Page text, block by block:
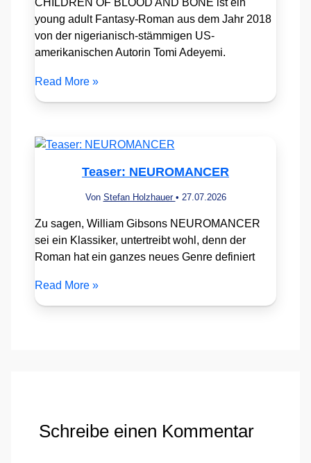
CHILDREN OF BLOOD AND BONE ist ein
young adult Fantasy-Roman aus dem Jahr 2018
von der nigerianisch-stämmigen US-
amerikanischen Autorin Tomi Adeyemi.
Read More »
Teaser: NEUROMANCER
Von Stefan Holzhauer • 27.07.2026
Zu sagen, William Gibsons NEUROMANCER
sei ein Klassiker, untertreibt wohl, denn der
Roman hat ein ganzes neues Genre definiert
Read More »
Schreibe einen Kommentar